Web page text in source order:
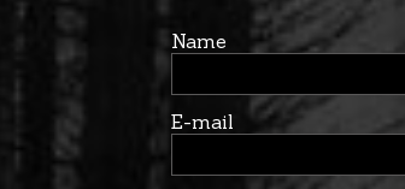
Name
E-mail